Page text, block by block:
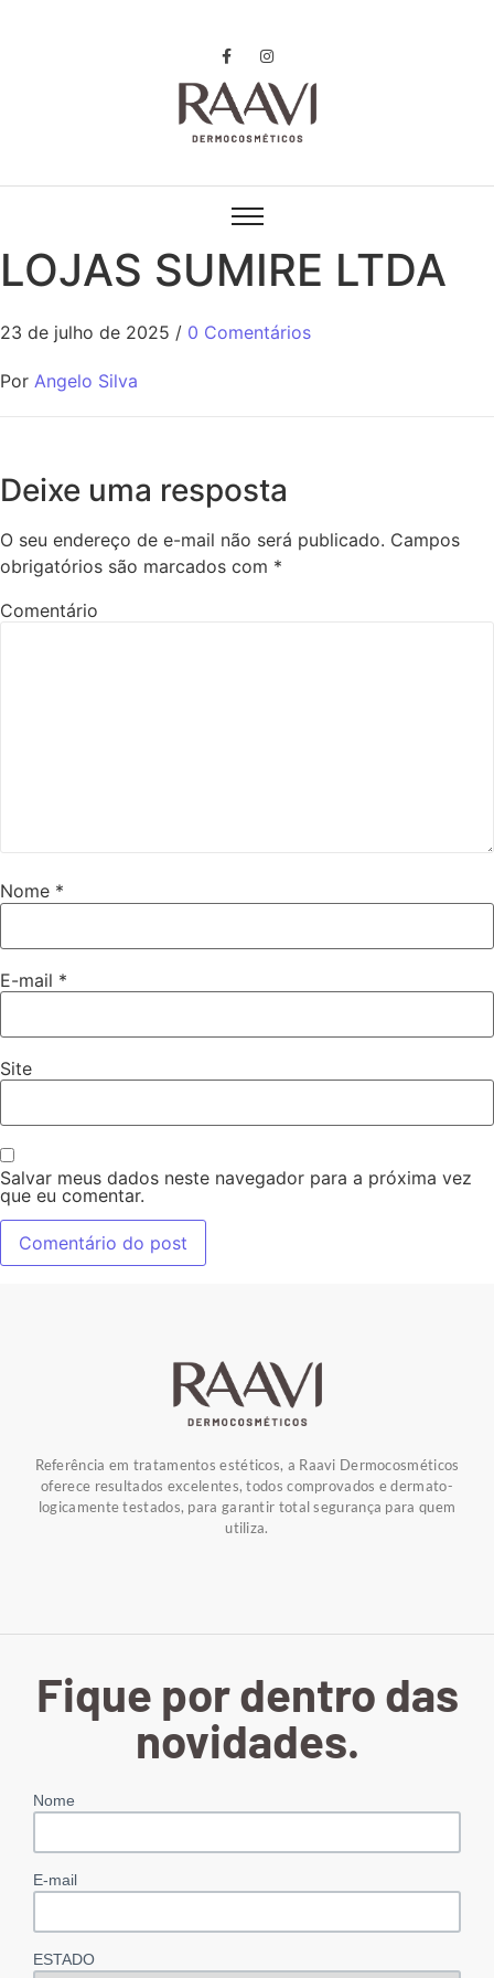
LOJAS SUMIRE LTDA
23 de julho de 2025 / 0 Comentários
Por Angelo Silva
Deixe uma resposta
O seu endereço de e-mail não será publicado. Campos
obrigatórios são marcados com *
Comentário
Nome *
E-mail *
Site
Salvar meus dados neste navegador para a próxima vez
que eu comentar.
Referência em tratamentos estéticos, a Raavi Dermocosméticos
oferece resultados excelentes, todos comprovados e dermato-
logicamente testados, para garantir total segurança para quem
utiliza.
Fique por dentro das
novidades.
Nome
E-mail
ESTADO